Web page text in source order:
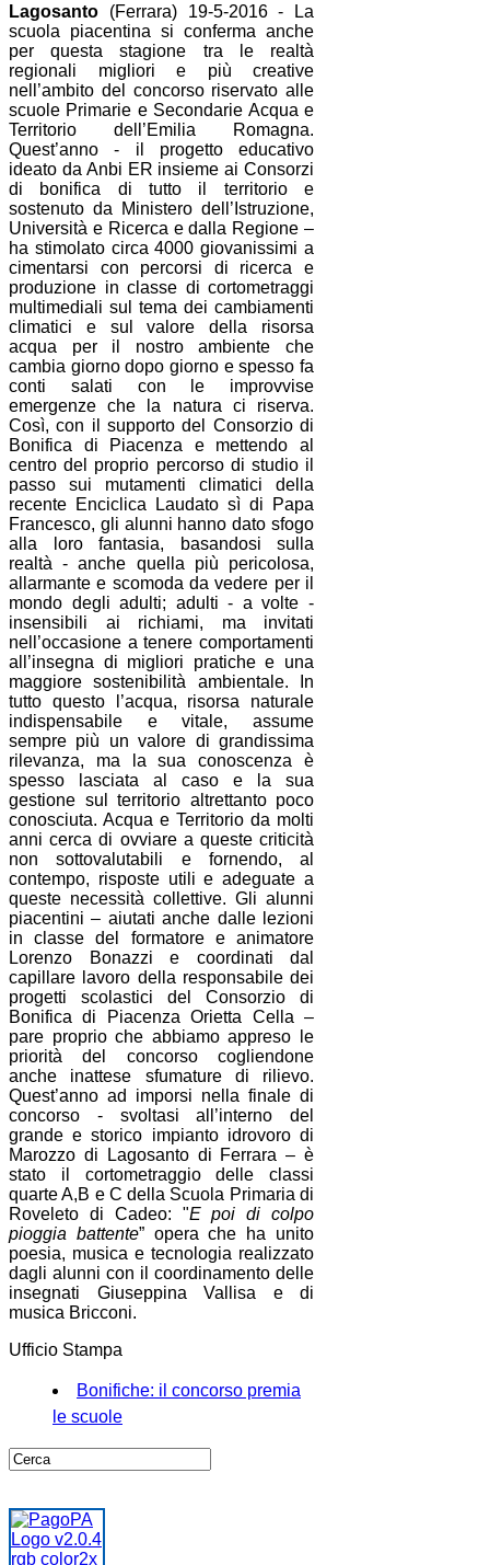
Lagosanto (Ferrara) 19-5-2016 - La
scuola piacentina si conferma anche
per questa stagione tra le realtà
regionali migliori e più creative
nell’ambito del concorso riservato alle
scuole Primarie e Secondarie Acqua e
Territorio dell’Emilia Romagna.
Quest’anno - il progetto educativo
ideato da Anbi ER insieme ai Consorzi
di bonifica di tutto il territorio e
sostenuto da Ministero dell’Istruzione,
Università e Ricerca e dalla Regione –
ha stimolato circa 4000 giovanissimi a
cimentarsi con percorsi di ricerca e
produzione in classe di cortometraggi
multimediali sul tema dei cambiamenti
climatici e sul valore della risorsa
acqua per il nostro ambiente che
cambia giorno dopo giorno e spesso fa
conti salati con le improvvise
emergenze che la natura ci riserva.
Così, con il supporto del Consorzio di
Bonifica di Piacenza e mettendo al
centro del proprio percorso di studio il
passo sui mutamenti climatici della
recente Enciclica Laudato sì di Papa
Francesco, gli alunni hanno dato sfogo
alla loro fantasia, basandosi sulla
realtà - anche quella più pericolosa,
allarmante e scomoda da vedere per il
mondo degli adulti; adulti - a volte -
insensibili ai richiami, ma invitati
nell’occasione a tenere comportamenti
all’insegna di migliori pratiche e una
maggiore sostenibilità ambientale. In
tutto questo l’acqua, risorsa naturale
indispensabile e vitale, assume
sempre più un valore di grandissima
rilevanza, ma la sua conoscenza è
spesso lasciata al caso e la sua
gestione sul territorio altrettanto poco
conosciuta. Acqua e Territorio da molti
anni cerca di ovviare a queste criticità
non sottovalutabili e fornendo, al
contempo, risposte utili e adeguate a
queste necessità collettive. Gli alunni
piacentini – aiutati anche dalle lezioni
in classe del formatore e animatore
Lorenzo Bonazzi e coordinati dal
capillare lavoro della responsabile dei
progetti scolastici del Consorzio di
Bonifica di Piacenza Orietta Cella –
pare proprio che abbiamo appreso le
priorità del concorso cogliendone
anche inattese sfumature di rilievo.
Quest’anno ad imporsi nella finale di
concorso - svoltasi all’interno del
grande e storico impianto idrovoro di
Marozzo di Lagosanto di Ferrara – è
stato il cortometraggio delle classi
quarte A,B e C della Scuola Primaria di
Roveleto di Cadeo: "E poi di colpo
pioggia battente” opera che ha unito
poesia, musica e tecnologia realizzato
dagli alunni con il coordinamento delle
insegnati Giuseppina Vallisa e di
musica Bricconi.
Ufficio Stampa
Bonifiche: il concorso premia
le scuole